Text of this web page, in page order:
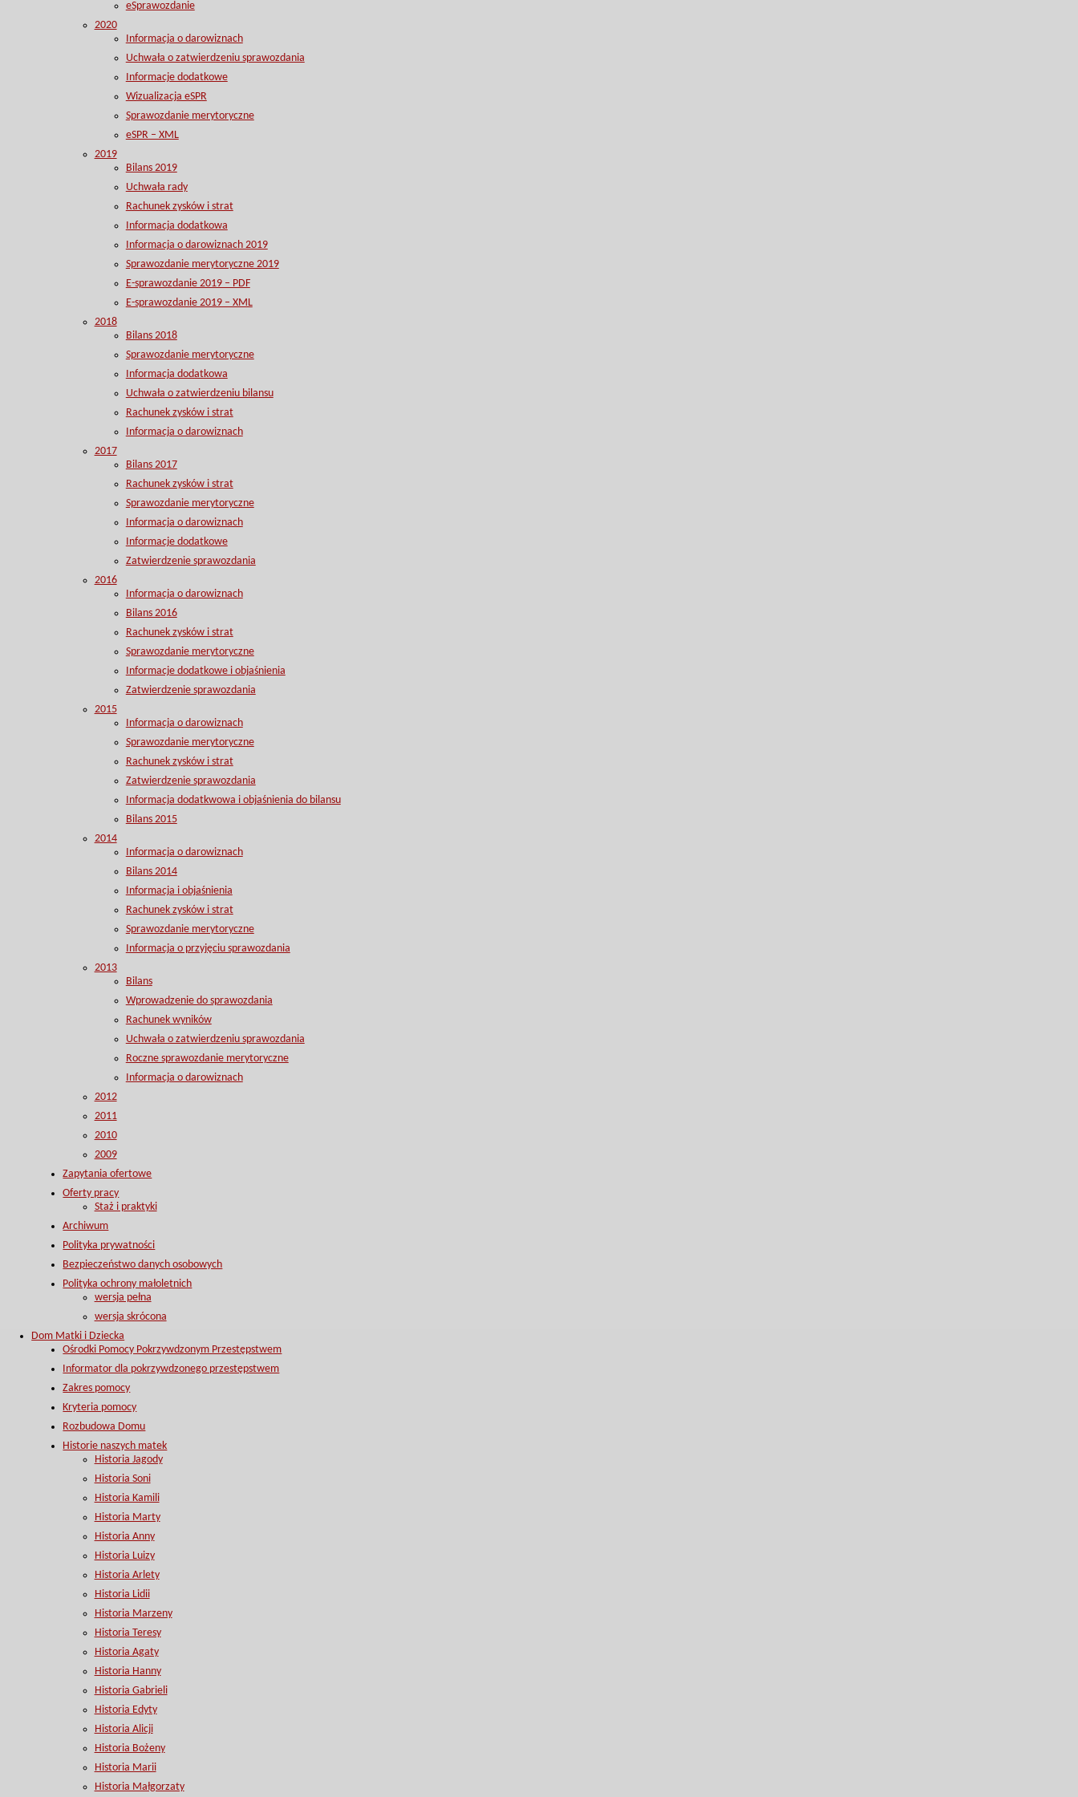
eSprawozdanie
2020
Informacja o darowiznach
Uchwała o zatwierdzeniu sprawozdania
Informacje dodatkowe
Wizualizacja eSPR
Sprawozdanie merytoryczne
eSPR – XML
2019
Bilans 2019
Uchwała rady
Rachunek zysków i strat
Informacja dodatkowa
Informacja o darowiznach 2019
Sprawozdanie merytoryczne 2019
E-sprawozdanie 2019 – PDF
E-sprawozdanie 2019 – XML
2018
Bilans 2018
Sprawozdanie merytoryczne
Informacja dodatkowa
Uchwała o zatwierdzeniu bilansu
Rachunek zysków i strat
Informacja o darowiznach
2017
Bilans 2017
Rachunek zysków i strat
Sprawozdanie merytoryczne
Informacja o darowiznach
Informacje dodatkowe
Zatwierdzenie sprawozdania
2016
Informacja o darowiznach
Bilans 2016
Rachunek zysków i strat
Sprawozdanie merytoryczne
Informacje dodatkowe i objaśnienia
Zatwierdzenie sprawozdania
2015
Informacja o darowiznach
Sprawozdanie merytoryczne
Rachunek zysków i strat
Zatwierdzenie sprawozdania
Informacja dodatkwowa i objaśnienia do bilansu
Bilans 2015
2014
Informacja o darowiznach
Bilans 2014
Informacja i objaśnienia
Rachunek zysków i strat
Sprawozdanie merytoryczne
Informacja o przyjęciu sprawozdania
2013
Bilans
Wprowadzenie do sprawozdania
Rachunek wyników
Uchwała o zatwierdzeniu sprawozdania
Roczne sprawozdanie merytoryczne
Informacja o darowiznach
2012
2011
2010
2009
Zapytania ofertowe
Oferty pracy
Staż i praktyki
Archiwum
Polityka prywatności
Bezpieczeństwo danych osobowych
Polityka ochrony małoletnich
wersja pełna
wersja skrócona
Dom Matki i Dziecka
Ośrodki Pomocy Pokrzywdzonym Przestępstwem
Informator dla pokrzywdzonego przestępstwem
Zakres pomocy
Kryteria pomocy
Rozbudowa Domu
Historie naszych matek
Historia Jagody
Historia Soni
Historia Kamili
Historia Marty
Historia Anny
Historia Luizy
Historia Arlety
Historia Lidii
Historia Marzeny
Historia Teresy
Historia Agaty
Historia Hanny
Historia Gabrieli
Historia Edyty
Historia Alicji
Historia Bożeny
Historia Marii
Historia Małgorzaty